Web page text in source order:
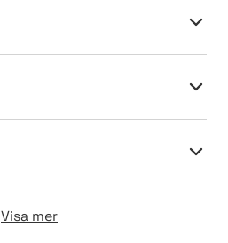
Visa mer